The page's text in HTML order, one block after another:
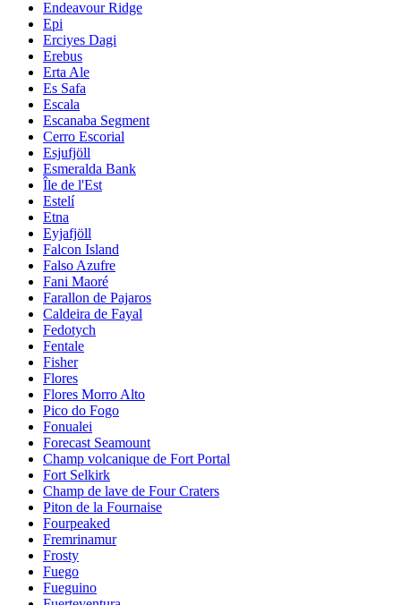
Endeavour Ridge
Epi
Erciyes Dagi
Erebus
Erta Ale
Es Safa
Escala
Escanaba Segment
Cerro Escorial
Esjufjöll
Esmeralda Bank
Île de l'Est
Estelí
Etna
Eyjafjöll
Falcon Island
Falso Azufre
Fani Maoré
Farallon de Pajaros
Caldeira de Fayal
Fedotych
Fentale
Fisher
Flores
Flores Morro Alto
Pico do Fogo
Fonualei
Forecast Seamount
Champ volcanique de Fort Portal
Fort Selkirk
Champ de lave de Four Craters
Piton de la Fournaise
Fourpeaked
Fremrinamur
Frosty
Fuego
Fueguino